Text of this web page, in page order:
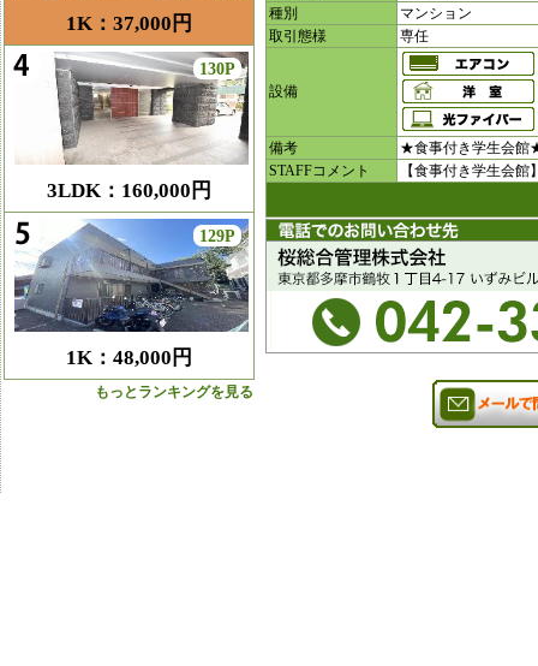
種別
マンション
取引態様
専任
設備
備考
★食事付き学生会館
STAFFコメント
【食事付き学生会
1K：37,000円
3LDK：160,000円
130P
1K：48,000円
129P
もっとランキングを見る